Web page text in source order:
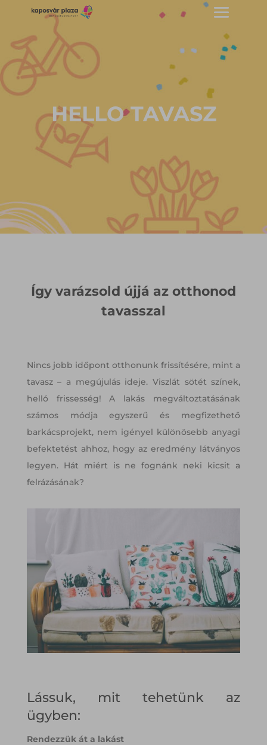
HELLO TAVASZ
Így varázsold újjá az otthonod
tavasszal
Nincs jobb időpont otthonunk frissítésére, mint a
tavasz – a megújulás ideje. Viszlát sötét színek,
helló frissesség! A lakás megváltoztatásának
számos módja egyszerű és megfizethető
barkácsprojekt, nem igényel különösebb anyagi
befektetést ahhoz, hogy az eredmény látványos
legyen. Hát miért is ne fognánk neki kicsit a
felrázásának?
Lássuk, mit tehetünk az
ügyben:
Rendezzük át a lakást